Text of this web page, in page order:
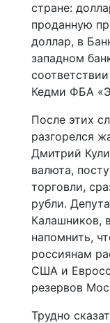
стране:
проданную
доллар, в
западном
Кедми ФБА
После этих
разгорелся
Дмитрий
валюта,
торговли,
рубли.
Калашников,
напомнить,
россиянам
США и
резервов
Трудно